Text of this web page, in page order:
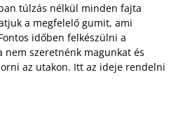
túlzás nélkül minden fajta
a megfelelő gumit, ami
időben felkészülni a
nem szeretnénk magunkat és
az utakon. Itt az ideje rendelni